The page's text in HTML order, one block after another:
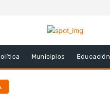
Municipios Educación